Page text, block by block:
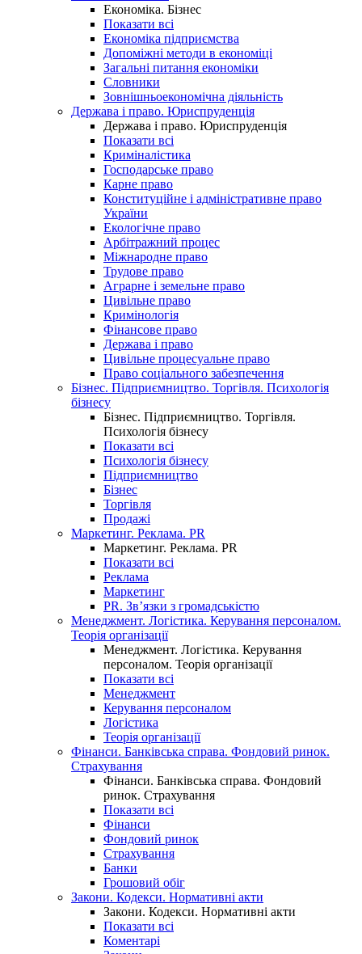
Економіка. Бізнес
Показати всі
Економіка підприємства
Допоміжні методи в економіці
Загальні питання економіки
Словники
Зовнішньоекономічна діяльність
Держава і право. Юриспруденція
Держава і право. Юриспруденція
Показати всі
Криміналістика
Господарське право
Карне право
Конституційне і адміністративне право
України
Екологічне право
Арбітражний процес
Міжнародне право
Трудове право
Аграрне і земельне право
Цивільне право
Кримінологія
Фінансове право
Держава і право
Цивільне процесуальне право
Право соціального забезпечення
Бізнес. Підприємництво. Торгівля. Психологія
бізнесу
Бізнес. Підприємництво. Торгівля.
Психологія бізнесу
Показати всі
Психологія бізнесу
Підприємництво
Бізнес
Торгівля
Продажі
Маркетинг. Реклама. PR
Маркетинг. Реклама. PR
Показати всі
Реклама
Маркетинг
PR. Зв’язки з громадськістю
Менеджмент. Логістика. Керування персоналом.
Теорія організації
Менеджмент. Логістика. Керування
персоналом. Теорія організації
Показати всі
Менеджмент
Керування персоналом
Логістика
Теорія організації
Фінанси. Банківська справа. Фондовий ринок.
Страхування
Фінанси. Банківська справа. Фондовий
ринок. Страхування
Показати всі
Фінанси
Фондовий ринок
Страхування
Банки
Грошовий обіг
Закони. Кодекси. Нормативні акти
Закони. Кодекси. Нормативні акти
Показати всі
Коментарі